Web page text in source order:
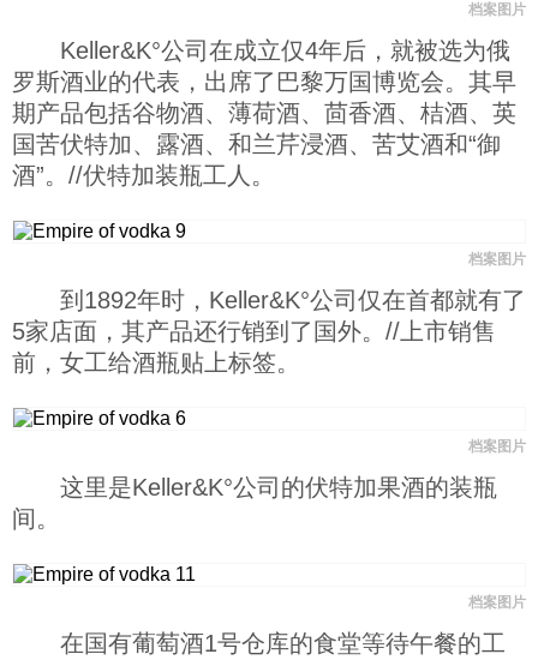
档案图片
Keller&K°公司在成立仅4年后，就被选为俄
罗斯酒业的代表，出席了巴黎万国博览会。其早
期产品包括谷物酒、薄荷酒、茴香酒、桔酒、英
国苦伏特加、露酒、和兰芹浸酒、苦艾酒和“御
酒”。//伏特加装瓶工人。
档案图片
到1892年时，Keller&K°公司仅在首都就有了
5家店面，其产品还行销到了国外。//上市销售
前，女工给酒瓶贴上标签。
档案图片
这里是Keller&K°公司的伏特加果酒的装瓶
间。
档案图片
在国有葡萄酒1号仓库的食堂等待午餐的工